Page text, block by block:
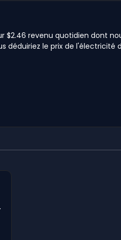
$2.46 revenu quotidien dont
le prix de l'électricité